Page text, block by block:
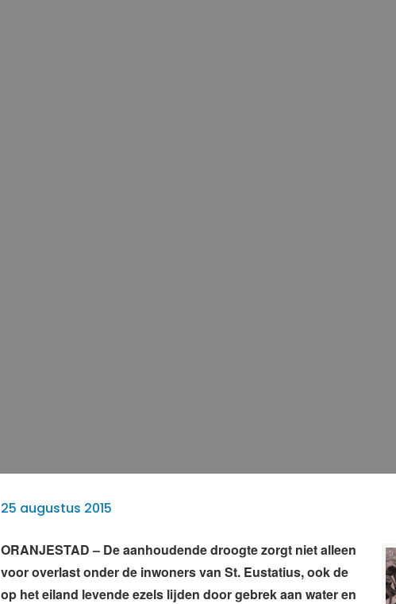
25 augustus 2015
ORANJESTAD – De aanhoudende droogte zorgt niet alleen
voor overlast onder de inwoners van St. Eustatius, ook de
op het eiland levende ezels lijden door gebrek aan water en